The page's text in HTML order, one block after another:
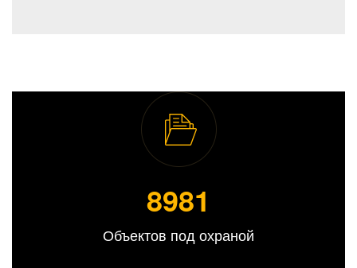
8991
Объектов под охраной